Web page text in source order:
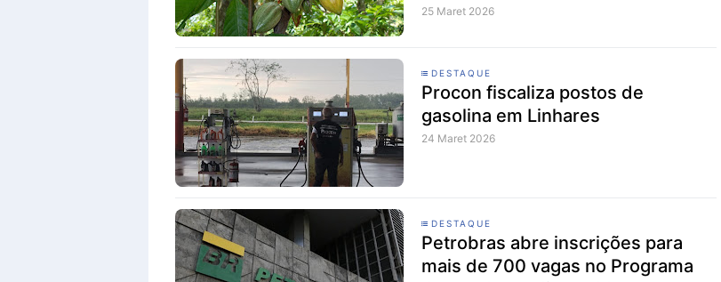
25 Maret 2026
DESTAQUE
Procon fiscaliza postos de
gasolina em Linhares
24 Maret 2026
DESTAQUE
Petrobras abre inscrições para
mais de 700 vagas no Programa